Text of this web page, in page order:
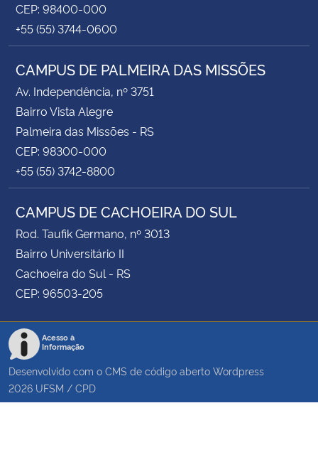
CEP: 98400-000
+55 (55) 3744-0600
CAMPUS DE PALMEIRA DAS MISSÕES
Av. Independência, nº 3751
Bairro Vista Alegre
Palmeira das Missões - RS
CEP: 98300-000
+55 (55) 3742-8800
CAMPUS DE CACHOEIRA DO SUL
Rod. Taufik Germano, nº 3013
Bairro Universitário II
Cachoeira do Sul - RS
CEP: 96503-205
Acesso à
Informação
Desenvolvido com o CMS de código aberto Wordpress
2026 UFSM / CPD